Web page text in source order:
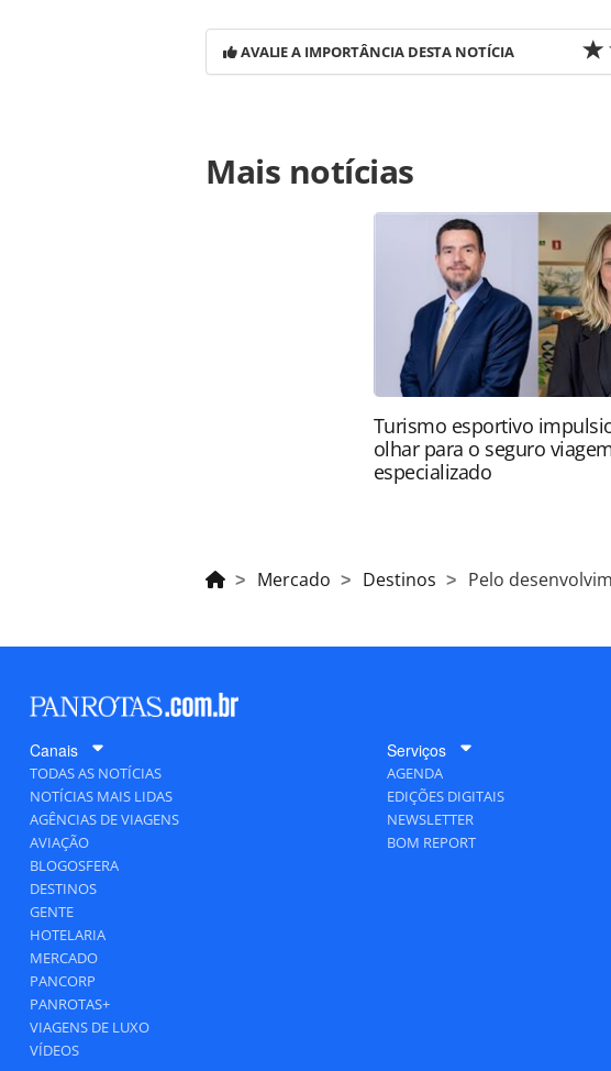
AVALIE A IMPORTÂNCIA DESTA NOTÍCIA
https://www.panrotas.com.br/mercado/destinos/
turismo-deve-ir-alem-do-poder-
página. Todo o conteúdo produzido pela
brasileira sobre direito autoral. Não reproduza o
PANROTAS Editora (copyright@panrotas.com.br).
Mais notícias
Turismo esportivo
olhar para o seguro
especializado
Mercado Destinos Pelo
Canais
TODAS AS NOTÍCIAS
NOTÍCIAS MAIS LIDAS
AGÊNCIAS DE VIAGENS
AVIAÇÃO
BLOGOSFERA
DESTINOS
GENTE
HOTELARIA
MERCADO
PANCORP
PANROTAS+
VIAGENS DE LUXO
VÍDEOS
Serviços
AGENDA
EDIÇÕES DIGITAIS
NEWSLETTER
BOM REPORT